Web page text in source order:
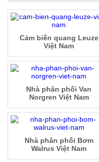
Cảm biến quang Leuze
Việt Nam
Nhà phân phối Van
Norgren Việt Nam
Nhà phân phối Bơm
Walrus Việt Nam